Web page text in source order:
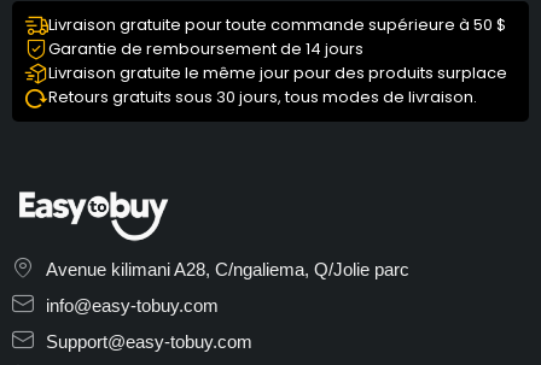
Livraison gratuite pour toute commande supérieure à 50 $
Garantie de remboursement de 14 jours
Livraison gratuite le même jour pour des produits surplace
Retours gratuits sous 30 jours, tous modes de livraison.
Avenue kilimani A28, C/ngaliema, Q/Jolie parc
info@easy-tobuy.com
Support@easy-tobuy.com